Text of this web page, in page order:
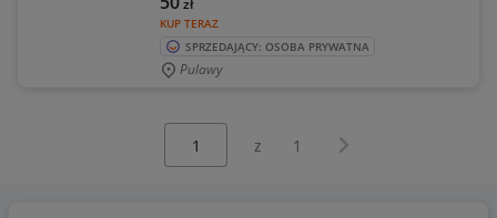
KUP TERAZ
zł
SPRZEDAJĄCY: OSOBA PRYWATNA
Pulawy
z 1 Następna strona